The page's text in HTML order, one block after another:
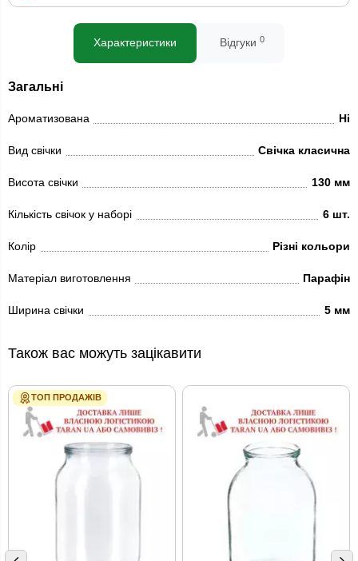
Характеристики Відгуки 0
Загальні
Ароматизована Ні
Вид свічки Свічка класична
Висота свічки 130 мм
Кількість свічок у наборі 6 шт.
Колір Різні кольори
Матеріал виготовлення Парафін
Ширина свічки 5 мм
Також вас можуть зацікавити
ТОП ПРОДАЖІВ